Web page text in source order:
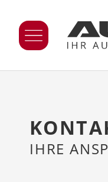
IHRE